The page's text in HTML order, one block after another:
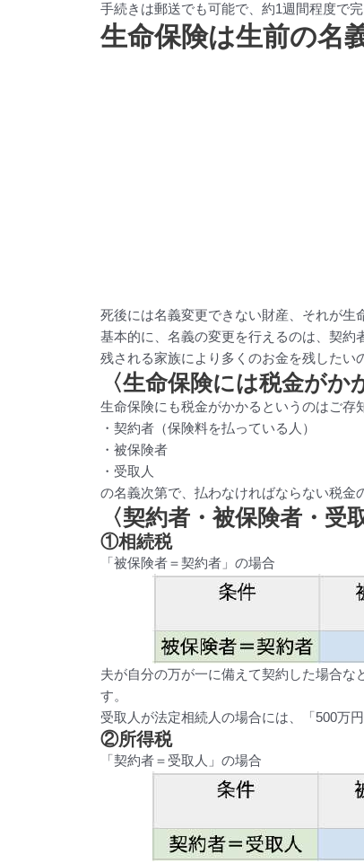
手続きは郵送でも可能で、約1週間程度で完
生命保険は生前の名
死後には名義変更できない財産、それが生
基本的に、名義の変更を行えるのは、契約
残される家族により多くのお金を残したい
〈生命保険には税金がか
生命保険にも税金がかかるというのはご存
・契約者（保険料を払っている人）
・被保険者
・受取人
の名義次第で、払わなければならない税金
〈契約者・被保険者・受
①相続税
「被保険者＝契約者」の場合
夫が自分の万が一に備えて契約した場合
す。
受取人が法定相続人の場合には、「500万
②所得税
「契約者＝受取人」の場合